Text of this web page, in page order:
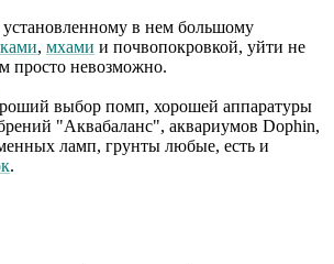
установленному в нем большому
, мхами и почвопокровкой, уйти не
просто невозможно.
выбор помп, хорошей аппаратуры
"Аквабаланс", аквариумов Dophin,
ламп, грунты любые, есть и
.